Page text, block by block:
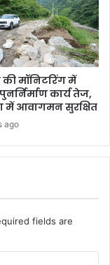
की मॉनिटरिंग में
कार्य तेज,
में आवागमन सुरक्षित
ago
fields are